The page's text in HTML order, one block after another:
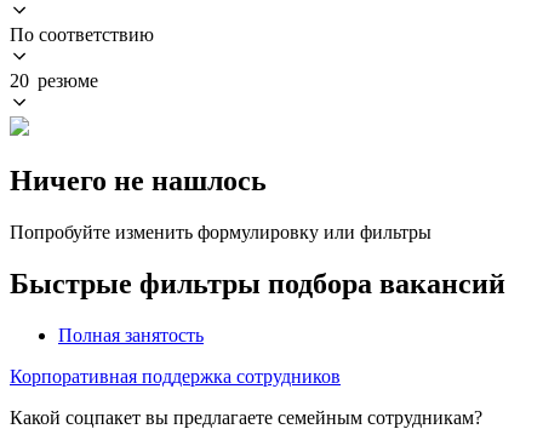
По соответствию
20 резюме
Ничего не нашлось
Попробуйте изменить формулировку или фильтры
Быстрые фильтры подбора вакансий
Полная занятость
Корпоративная поддержка сотрудников
Какой соцпакет вы предлагаете семейным сотрудникам?